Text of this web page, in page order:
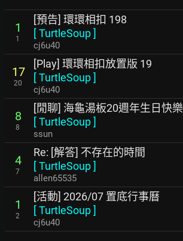
1
1
[預告] 環環相扣 198
[TurtleSoup]
cj6u40
17
20
[Play] 環環相扣放置版 19
[TurtleSoup]
cj6u40
8
8
[閒聊] 海龜湯板20週年生日快樂
[TurtleSoup]
ssun
4
7
Re: [解答] 不存在的時間
[TurtleSoup]
allen65535
1
2
[活動] 2026/07 置底行事曆
[TurtleSoup]
cj6u40